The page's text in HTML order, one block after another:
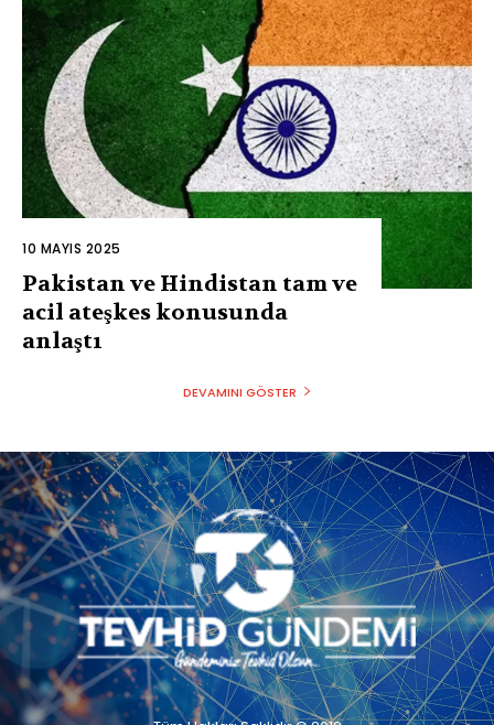
10 MAYIS 2025
Pakistan ve Hindistan tam ve
acil ateşkes konusunda
anlaştı
DEVAMINI GÖSTER